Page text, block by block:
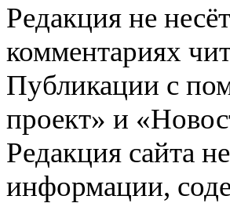
Редакция не
комментариях
Публикации с
проект» и
Редакция сайта
информации,